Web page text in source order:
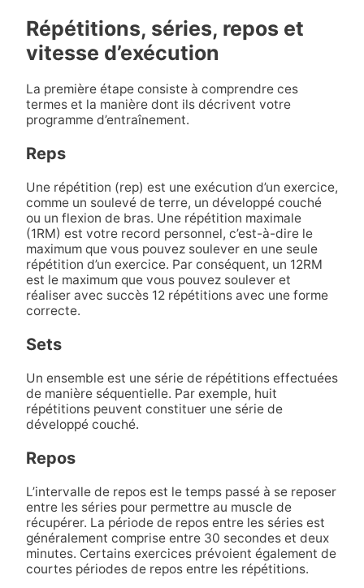
Répétitions, séries, repos et
vitesse d’exécution
La première étape consiste à comprendre ces
termes et la manière dont ils décrivent votre
programme d’entraînement.
Reps
Une répétition (rep) est une exécution d’un exercice,
comme un soulevé de terre, un développé couché
ou un flexion de bras. Une répétition maximale
(1RM) est votre record personnel, c’est-à-dire le
maximum que vous pouvez soulever en une seule
répétition d’un exercice. Par conséquent, un 12RM
est le maximum que vous pouvez soulever et
réaliser avec succès 12 répétitions avec une forme
correcte.
Sets
Un ensemble est une série de répétitions effectuées
de manière séquentielle. Par exemple, huit
répétitions peuvent constituer une série de
développé couché.
Repos
L’intervalle de repos est le temps passé à se reposer
entre les séries pour permettre au muscle de
récupérer. La période de repos entre les séries est
généralement comprise entre 30 secondes et deux
minutes. Certains exercices prévoient également de
courtes périodes de repos entre les répétitions.